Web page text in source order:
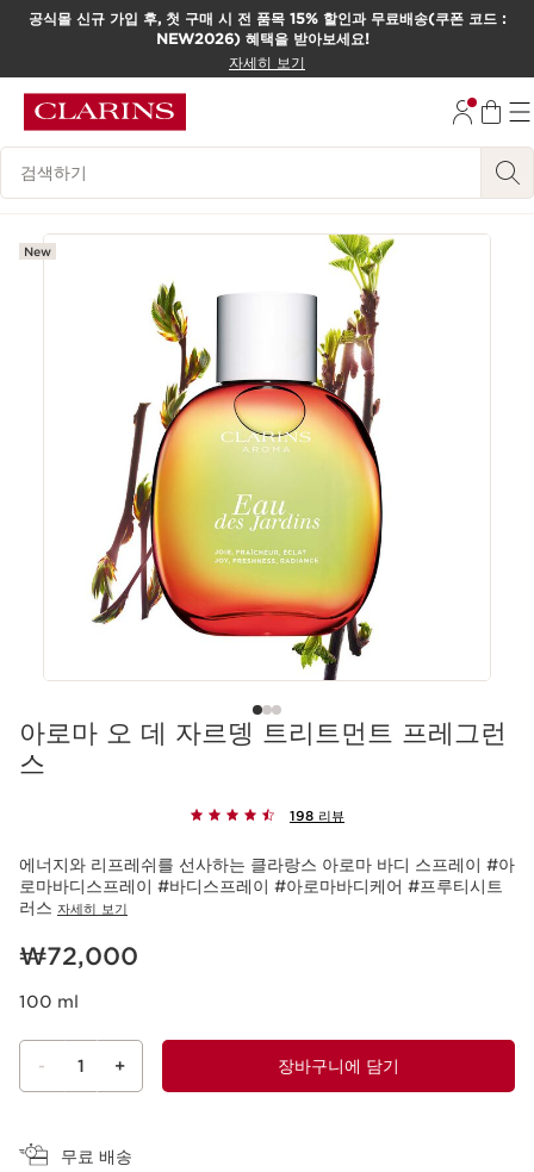
컨텐츠로 이동하기
공식몰 신규 가입 후, 첫 구매 시 전 품목 15% 할인과 무료배송(쿠폰 코드 :
NEW2026) 혜택을 받아보세요!
자세히 보기
범례 검색하기
New
아로마 오 데 자르뎅 트리트먼트 프레그런
스
198 리뷰
에너지와 리프레쉬를 선사하는 클라랑스 아로마 바디 스프레이 #아
로마바디스프레이 #바디스프레이 #아로마바디케어 #프루티시트
러스 자세히 보기
현재 가격 ₩72,000
₩72,000
100 ml
- 1 + 장바구니에 담기
무료 배송